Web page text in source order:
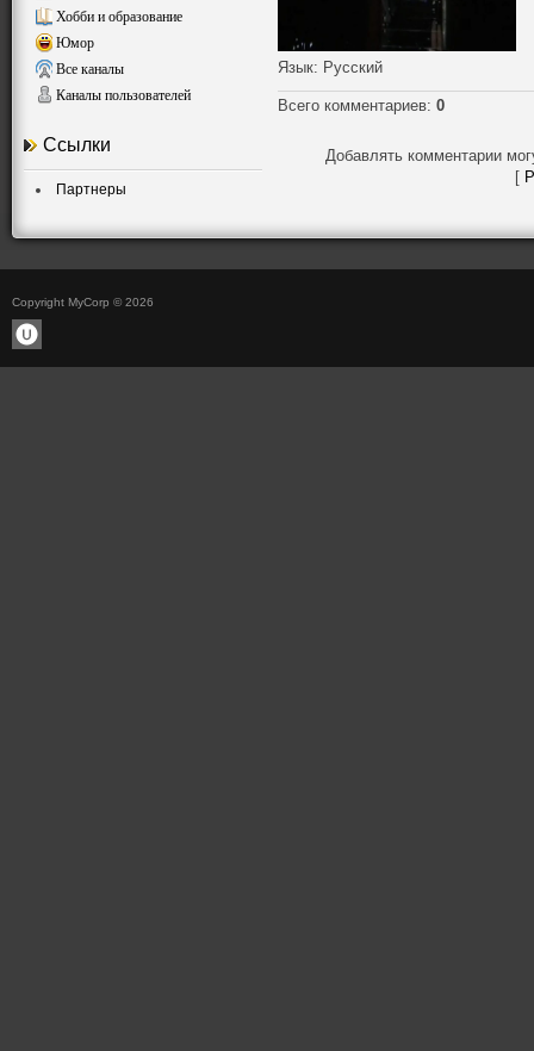
Хобби и образование
Юмор
Все каналы
Каналы пользователей
Ссылки
Партнеры
Язык: Русский
Всего комментариев: 0
Добавлять комментарии
[
Copyright MyCorp © 2026